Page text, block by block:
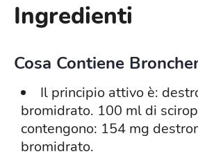
Ingredienti
Cosa Contiene
Il principio attivo è:
bromidrato. 100 ml di
contengono: 154 mg
bromidrato.